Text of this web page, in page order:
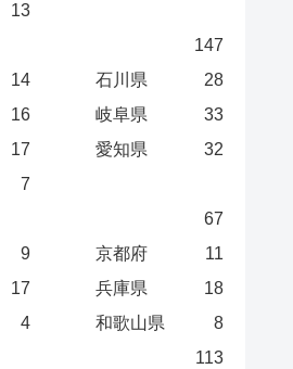
13
147
14 石川県
28
16 岐阜県
33
17 愛知県
32
7
67
9 京都府
11
17 兵庫県
18
4 和歌山県
8
113